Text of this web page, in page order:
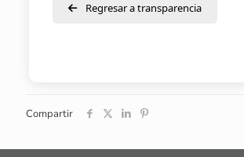
Regresar a transparencia
Compartir